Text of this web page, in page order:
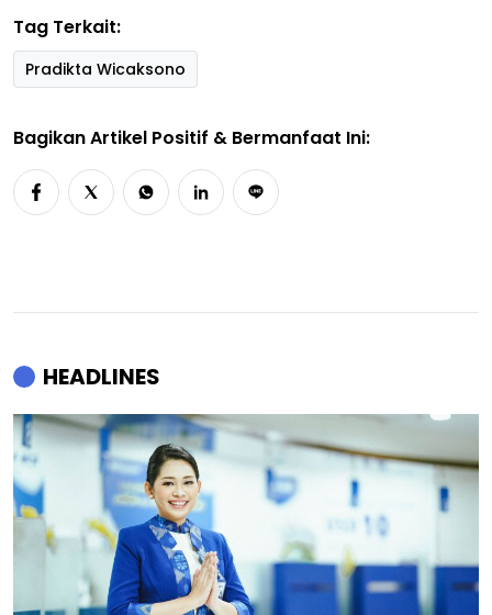
Tag Terkait:
Pradikta Wicaksono
Bagikan Artikel Positif & Bermanfaat Ini:
HEADLINES